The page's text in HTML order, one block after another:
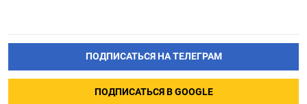
ПОДПИСАТЬСЯ НА ТЕЛЕГРАМ
ПОДПИСАТЬСЯ В GOOGLE